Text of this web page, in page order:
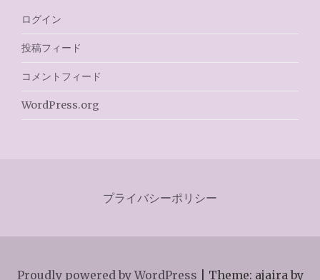
ログイン
投稿フィード
コメントフィード
WordPress.org
プライバシーポリシー
Proudly powered by WordPress Theme: ajaira by